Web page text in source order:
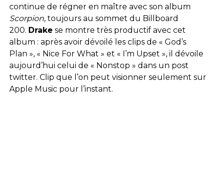
continue de régner en maître avec son album
Scorpion, toujours au sommet du Billboard
200. Drake se montre très productif avec cet
album : après avoir dévoilé les clips de « God’s
Plan », « Nice For What » et « I’m Upset », il dévoile
aujourd’hui celui de « Nonstop » dans un post
twitter. Clip que l’on peut visionner seulement sur
Apple Music pour l’instant.